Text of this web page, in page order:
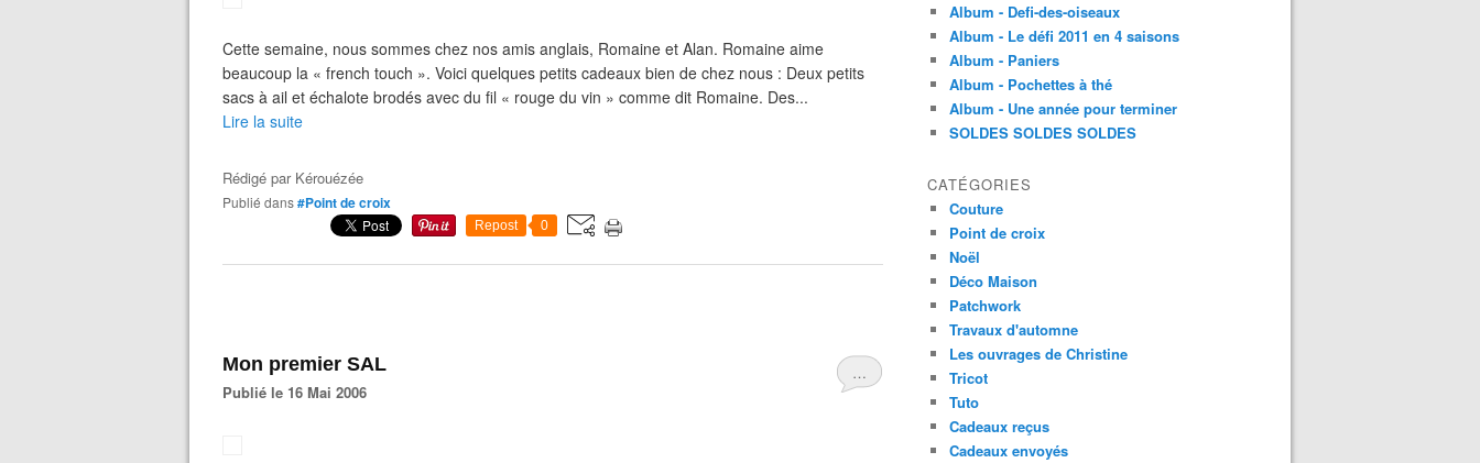
Cette semaine, nous sommes chez nos amis anglais, Romaine et Alan. Romaine aime
beaucoup la « french touch ». Voici quelques petits cadeaux bien de chez nous : Deux petits
sacs à ail et échalote brodés avec du fil « rouge du vin » comme dit Romaine. Des...
Lire la suite
Rédigé par Kérouézée
Publié dans#Point de croix
Repost 0
…
Mon premier SAL
Publié le 16 Mai 2006
Album - Defi-des-oiseaux
Album - Le défi 2011 en 4 saisons
Album - Paniers
Album - Pochettes à thé
Album - Une année pour terminer
SOLDES SOLDES SOLDES
CATÉGORIES
Couture
Point de croix
Noël
Déco Maison
Patchwork
Travaux d'automne
Les ouvrages de Christine
Tricot
Tuto
Cadeaux reçus
Cadeaux envoyés